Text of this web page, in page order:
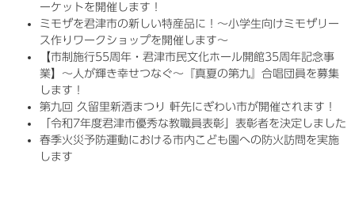
ーケットを開催します！
ミモザを君津市の新しい特産品に！～小学生向けミモザリー
ス作りワークショップを開催します～
【市制施行55周年・君津市民文化ホール開館35周年記念事
業】～人が輝き幸せつなぐ～『真夏の第九』合唱団員を募集
します！
第九回 久留里新酒まつり 軒先にぎわい市が開催されます！
「令和7年度君津市優秀な教職員表彰」表彰者を決定しました
春季火災予防運動における市内こども園への防火訪問を実施
します